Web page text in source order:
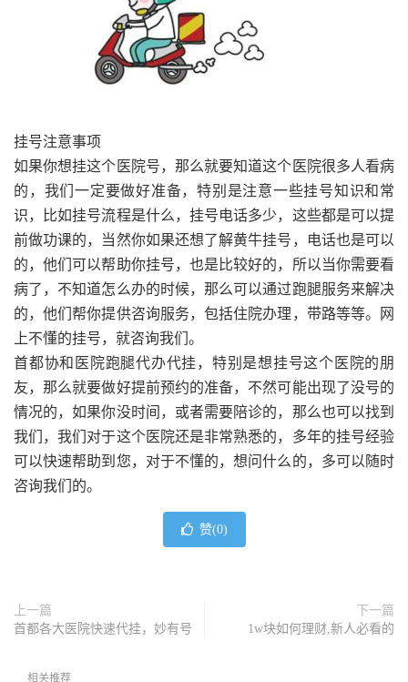
挂号注意事项
如果你想挂这个医院号，那么就要知道这个医院很多人看病
的，我们一定要做好准备，特别是注意一些挂号知识和常
识，比如挂号流程是什么，挂号电话多少，这些都是可以提
前做功课的，当然你如果还想了解黄牛挂号，电话也是可以
的，他们可以帮助你挂号，也是比较好的，所以当你需要看
病了，不知道怎么办的时候，那么可以通过跑腿服务来解决
的，他们帮你提供咨询服务，包括住院办理，带路等等。网
上不懂的挂号，就咨询我们。
首都协和医院跑腿代办代挂，特别是想挂号这个医院的朋
友，那么就要做好提前预约的准备，不然可能出现了没号的
情况的，如果你没时间，或者需要陪诊的，那么也可以找到
我们，我们对于这个医院还是非常熟悉的，多年的挂号经验
可以快速帮助到您，对于不懂的，想问什么的，多可以随时
咨询我们的。
赞(0)
上一篇
首都各大医院快速代挂，妙有号
下一篇
1w块如何理财,新人必看的
相关推荐